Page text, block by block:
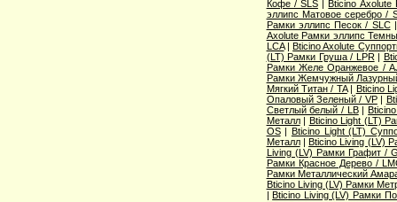
Кофе / SLS|Bticino Axolute
эллипс Матовое серебро /
Рамки эллипс Песок / SLC
Axolute Рамки эллипс
LCA|Bticino Axolute
(LT) Рамки Груша / LPR|
Рамки Желе Оранжевое /
Рамки Жемчужный
Мягкий Титан / TA| Bticino
Опаловый Зеленый / VP|
Светлый белый / LB|
Металл| Bticino Light (LT)
OS| Bticino Light (LT)
Металл|Bticino Living (LV)
Living (LV) Рамки Графит /
Рамки Красное Дерево /
Рамки Металлический
Bticino Living (LV) Рамки
|Bticino Living (LV) Рамки